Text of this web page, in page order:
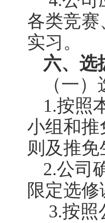
各类竞
实习。
六、选
（一
1.按照
小组和推
则及推
2.公司
限定选
3.按照